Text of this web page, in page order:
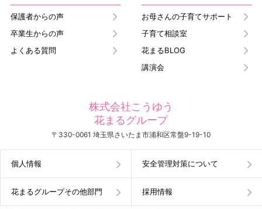
保護者からの声
卒業生からの声
よくある質問
お母さんの子育てサポート
子育て相談室
花まるBLOG
講演会
株式会社こうゆう
花まるグループ
〒330-0061 埼玉県さいたま市浦和区常盤9-19-10
個人情報 安全管理対策について
花まるグループその他部門 採用情報